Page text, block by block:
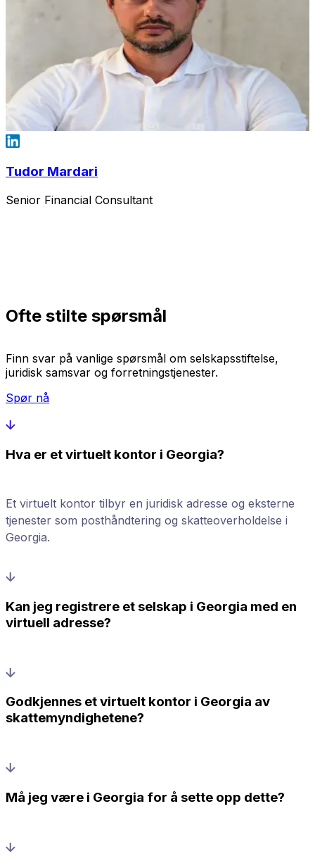
Tudor Mardari
Senior Financial Consultant
Ofte stilte spørsmål
Finn svar på vanlige spørsmål om selskapsstiftelse,
juridisk samsvar og forretningstjenester.
Spør nå
Hva er et virtuelt kontor i Georgia?
Et virtuelt kontor tilbyr en juridisk adresse og eksterne
tjenester som posthåndtering og skatteoverholdelse i
Georgia.
Kan jeg registrere et selskap i Georgia med en
virtuell adresse?
Godkjennes et virtuelt kontor i Georgia av
skattemyndighetene?
Må jeg være i Georgia for å sette opp dette?